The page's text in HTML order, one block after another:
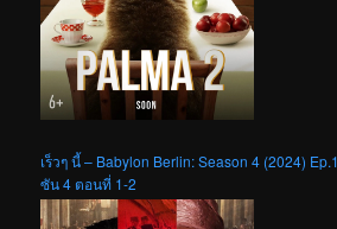
เร็วๆ นี้ – Babylon Berlin: Season 4 (2024)
ซัน 4 ตอนที่ 1-2